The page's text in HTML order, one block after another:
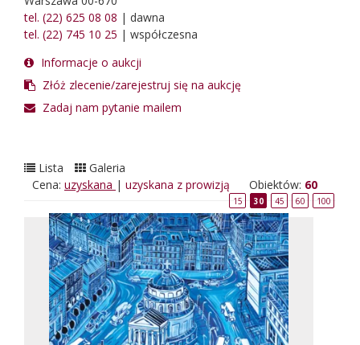
tel. (22) 625 08 08 | dawna
tel. (22) 745 10 25 | współczesna
Informacje o aukcji
Złóż zlecenie/zarejestruj się na aukcję
Zadaj nam pytanie mailem
Lista
Galeria
Cena: uzyskana | uzyskana z prowizją Obiektów: 60
15 30 45 60 100